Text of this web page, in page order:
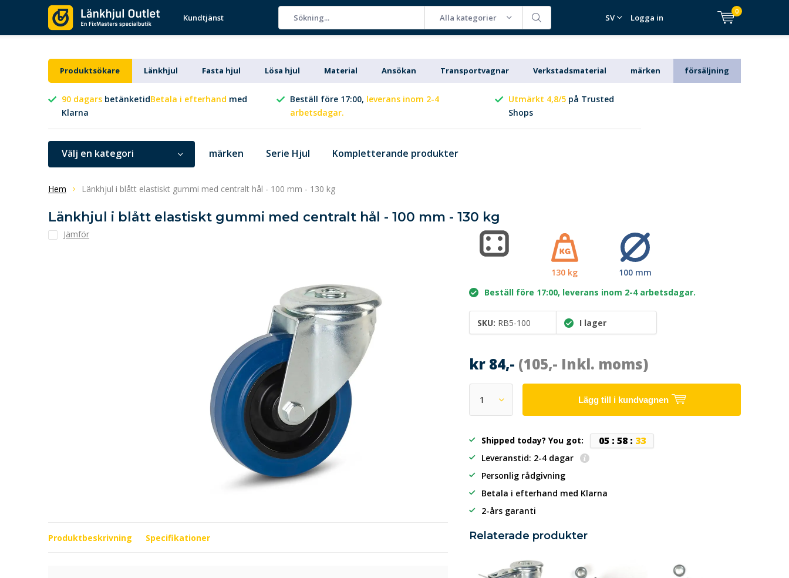
Kundtjänst Alla kategorier SV Logga in
0
Produktsökare Länkhjul Fasta hjul Lösa hjul Material Ansökan Transportvagnar Verkstadsmaterial märken försäljning
90 dagars betänketidBetala i efterhand med
Klarna
Beställ före 17:00, leverans inom 2-4
arbetsdagar.
Utmärkt 4,8/5 på Trusted
Shops
Välj en kategori märken Serie Hjul Kompletterande produkter
Hem Länkhjul i blått elastiskt gummi med centralt hål - 100 mm - 130 kg
Länkhjul i blått elastiskt gummi med centralt hål - 100 mm - 130 kg
Jämför
130 kg
100 mm
Beställ före 17:00, leverans inom 2-4 arbetsdagar.
SKU: RB5-100 I lager
kr 84,- (105,- Inkl. moms)
Lägg till i kundvagnen
Shipped today? You got: 05 : 58: 33
Leveranstid: 2-4 dagar
Personlig rådgivning
Betala i efterhand med Klarna
2-års garanti
Produktbeskrivning Specifikationer Relaterade produkter